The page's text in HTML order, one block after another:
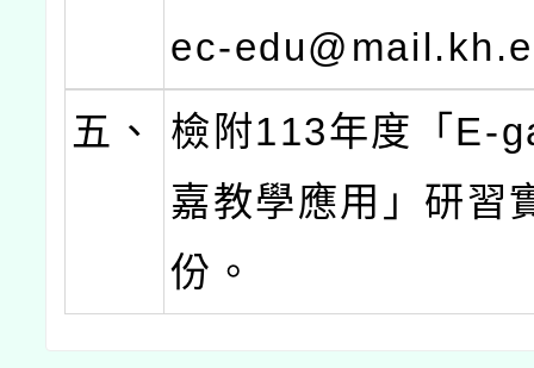
ec-
五、
檢附113年度「E-
嘉教學應用」研習
份。